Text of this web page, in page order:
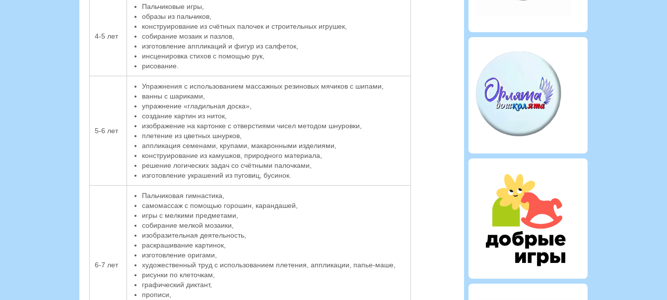
4-5 лет
Пальчиковые игры,
образы из пальчиков,
конструирование из счётных палочек и строительных игрушек,
собирание мозаик и пазлов,
изготовление аппликаций и фигур из салфеток,
инсценировка стихов с помощью рук,
рисование.
5-6 лет
Упражнения с использованием массажных резиновых мячиков с шипами,
ванны с шариками,
упражнение «гладильная доска»,
создание картин из ниток,
изображение на картонке с отверстиями чисел методом шнуровки,
плетение из цветных шнурков,
аппликация семенами, крупами, макаронными изделиями,
конструирование из камушков, природного материала,
решение логических задач со счётными палочками,
изготовление украшений из пуговиц, бусинок.
6-7 лет
Пальчиковая гимнастика,
самомассаж с помощью горошин, карандашей,
игры с мелкими предметами,
собирание мелкой мозаики,
изобразительная деятельность,
раскрашивание картинок,
изготовление оригами,
художественный труд с использованием плетения, аппликации, папье-маше,
рисунки по клеточкам,
графический диктант,
прописи,